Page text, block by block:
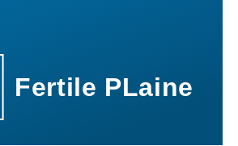
Fertile PLaine